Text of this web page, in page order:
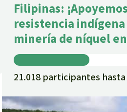
Filipinas:
resistencia
minería de níquel
21.018 participantes